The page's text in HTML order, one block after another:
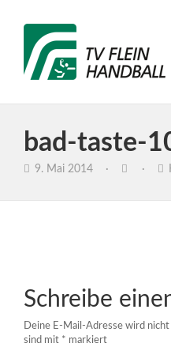
bad-taste-
9. Mai 2014 · ·
Schreibe
Deine E-Mail-Adresse wird
sind mit * markiert